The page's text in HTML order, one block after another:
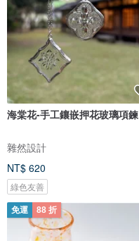
海棠花-手工鑲嵌押花玻璃項鍊
雜然設計
NT$ 620
綠色友善
免運 88 折